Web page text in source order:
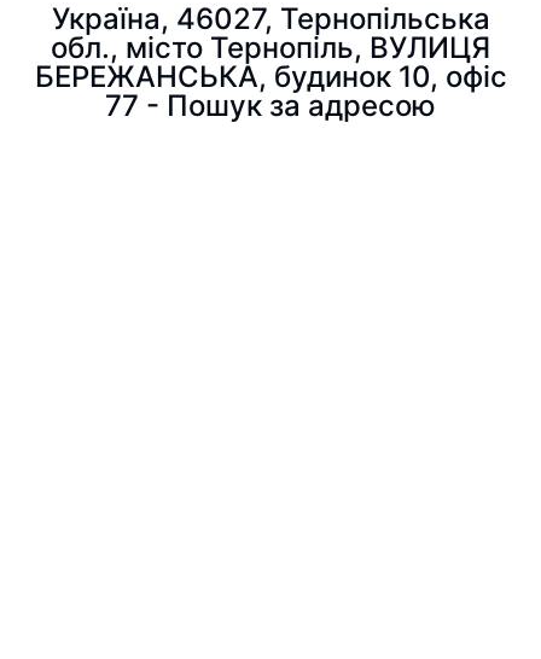
Україна, 46027, Тернопільська
обл., місто Тернопіль, ВУЛИЦЯ
БЕРЕЖАНСЬКА, будинок 10, офіс
77 - Пошук за адресою